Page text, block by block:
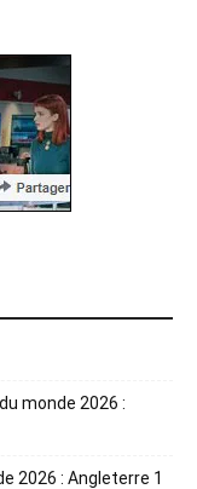
monde 2026 :
2026 : Angleterre 1